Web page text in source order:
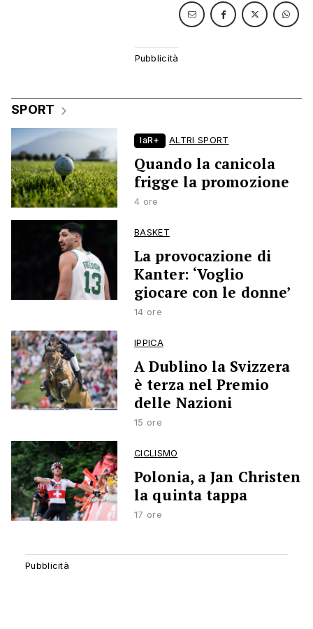
SPORT
laR+ ALTRI SPORT
Quando la canicola
frigge la promozione
4 ore
BASKET
La provocazione di
Kanter: ‘Voglio
giocare con le donne’
14 ore
IPPICA
A Dublino la Svizzera
è terza nel Premio
delle Nazioni
15 ore
CICLISMO
Polonia, a Jan Christen
la quinta tappa
17 ore